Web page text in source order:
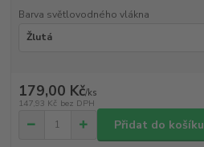
Barva světlovodného vlákna
179,00 Kč/ks
147,93 Kč bez DPH
Přidat do košíku